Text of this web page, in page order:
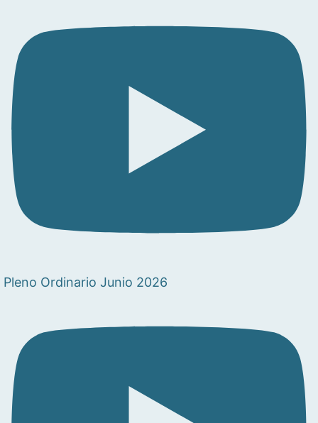
Pleno Ordinario Junio 2026